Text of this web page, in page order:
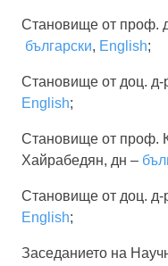
Становище от проф.
български, English;
Становище от доц.
English;
Становище от проф.
Хайрабедян, дн –
Становище от доц.
English;
Заседанието на